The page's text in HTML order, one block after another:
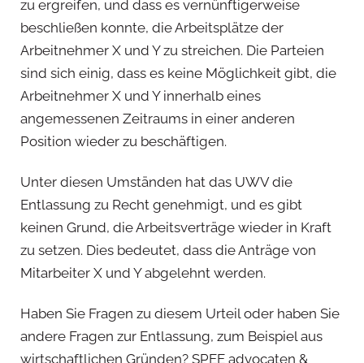
zu ergreifen, und dass es vernünftigerweise
beschließen konnte, die Arbeitsplätze der
Arbeitnehmer X und Y zu streichen. Die Parteien
sind sich einig, dass es keine Möglichkeit gibt, die
Arbeitnehmer X und Y innerhalb eines
angemessenen Zeitraums in einer anderen
Position wieder zu beschäftigen.
Unter diesen Umständen hat das UWV die
Entlassung zu Recht genehmigt, und es gibt
keinen Grund, die Arbeitsverträge wieder in Kraft
zu setzen. Dies bedeutet, dass die Anträge von
Mitarbeiter X und Y abgelehnt werden.
Haben Sie Fragen zu diesem Urteil oder haben Sie
andere Fragen zur Entlassung, zum Beispiel aus
wirtschaftlichen Gründen? SPEE advocaten &